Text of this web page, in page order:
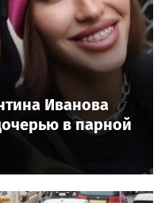
Иванова
в парной